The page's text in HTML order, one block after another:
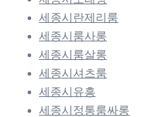
세종시란제리룸
세종시룸사롱
세종시룸살롱
세종시셔츠룸
세종시유흥
세종시정통룸싸롱